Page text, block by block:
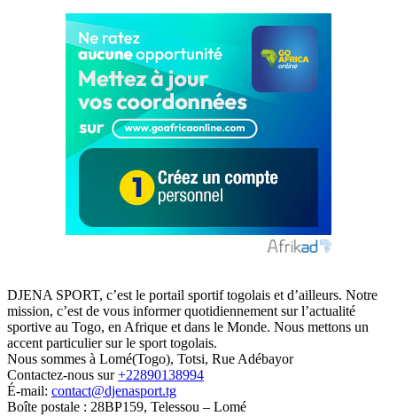
DJENA SPORT, c’est le portail sportif togolais et d’ailleurs. Notre
mission, c’est de vous informer quotidiennement sur l’actualité
sportive au Togo, en Afrique et dans le Monde. Nous mettons un
accent particulier sur le sport togolais.
Nous sommes à Lomé(Togo), Totsi, Rue Adébayor
Contactez-nous sur+22890138994
É-mail: contact@djenasport.tg
Boîte postale : 28BP159, Telessou – Lomé